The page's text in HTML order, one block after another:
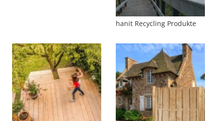
hanit Recycling Produkte